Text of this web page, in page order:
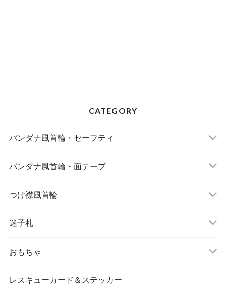
CATEGORY
バンダナ風首輪・セーフティ
バンダナ風首輪・面テープ
つけ襟風首輪
迷子札
片面タイプ
おもちゃ
レスキューカード＆ステッカー